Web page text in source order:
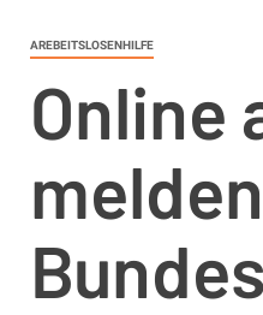
AREBEITSLOSENHILFE
Online